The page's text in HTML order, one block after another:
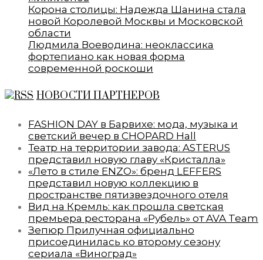
Корона столицы: Надежда Шанина стала
новой Королевой Москвы и Московской
области
Людмила Воеводина: неоклассика
фортепиано как новая форма
современной роскоши
НОВОСТИ ПАРТНЕРОВ
FASHION DAY в Барвихе: мода, музыка и
светский вечер в CHOPARD Hall
Театр на территории завода: ASTERUS
представил новую главу «Кристалла»
«Лето в стиле ENZO»: бренд LEFFERS
представил новую коллекцию в
пространстве пятизвездочного отеля
Вид на Кремль: как прошла светская
премьера ресторана «Рубель» от AVA Team
Зепюр Прилучная официально
присоединилась ко второму сезону
сериала «Виноград»